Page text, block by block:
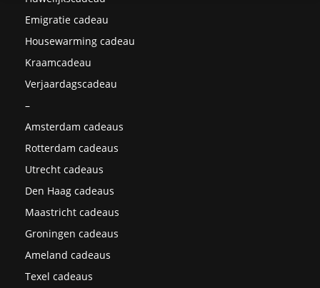
Emigratie cadeau
Housewarming cadeau
Kraamcadeau
Verjaardagscadeau
–
Amsterdam cadeaus
Rotterdam cadeaus
Utrecht cadeaus
Den Haag cadeaus
Maastricht cadeaus
Groningen cadeaus
Ameland cadeaus
Texel cadeaus